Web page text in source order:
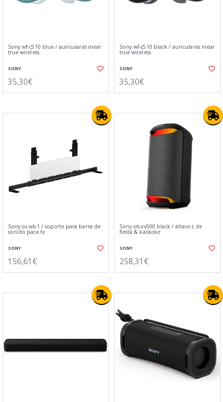
Sony wf-c510 blue / auriculares inear
true wireless
SONY
35,30€
Sony wf-c510 black / auriculares inear
true wireless
SONY
35,30€
Sony su-wb1 / soporte para barra de
sonido para tv
SONY
156,61€
Sony srs-xv500 black / altavoz de
fiesta & karaoke
SONY
258,31€